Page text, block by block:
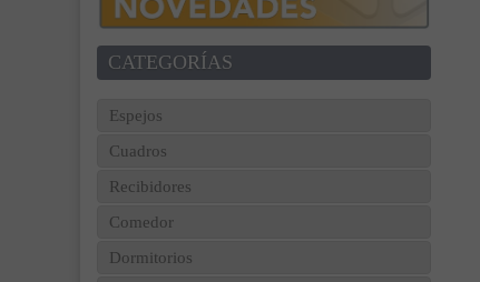
CATEGORÍAS
Espejos
Cuadros
Recibidores
Comedor
Dormitorios